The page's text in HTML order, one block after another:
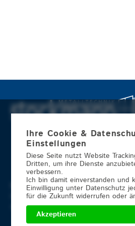
Metalltechnik Stockmann GmbH
Oelmühlenstr. 3
49479 Ibbenbüren
Ihre Cookie &
Einstellungen
Diese Seite nutzt Website
Dritten, um ihre Dienste
verbessern.
Ich bin damit einverstanden und
Einwilligung unter Datenschutz
für die Zukunft widerrufen oder
Akzeptieren